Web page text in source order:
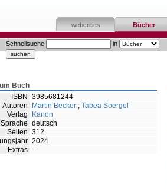
webcritics Bücher
Schnellsuche in
Buch
ISBN
3985681244
Autoren
Martin Becker , Tabea Soergel
Verlag
Kanon
Sprache deutsch
Seiten 312
2024
Extras -